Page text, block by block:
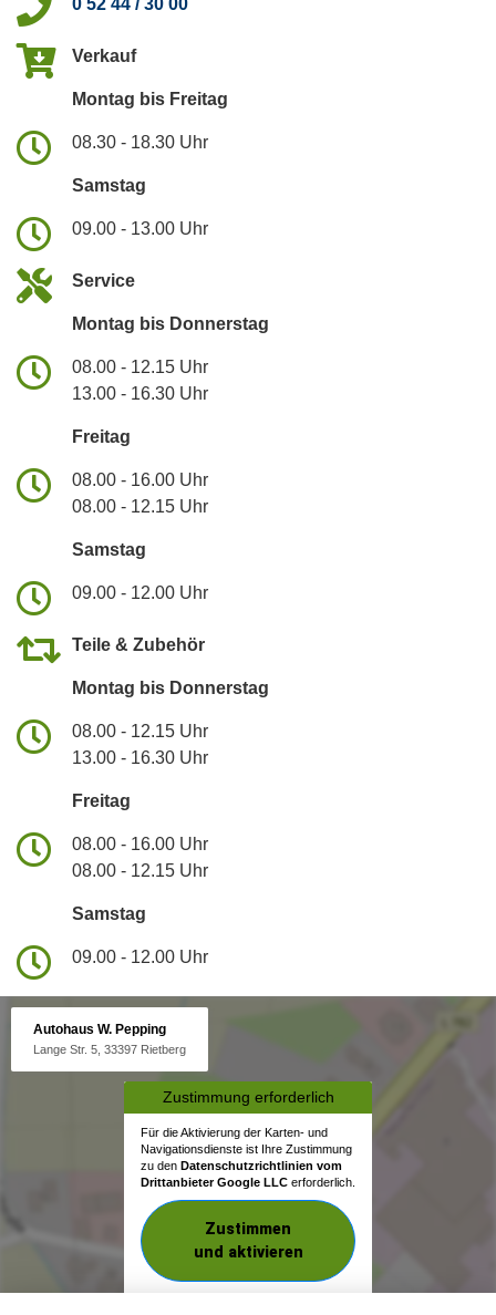
Verkauf
Montag bis Freitag
08.30 - 18.30 Uhr
Samstag
09.00 - 13.00 Uhr
Service
Montag bis Donnerstag
08.00 - 12.15 Uhr
13.00 - 16.30 Uhr
Freitag
08.00 - 16.00 Uhr
08.00 - 12.15 Uhr
Samstag
09.00 - 12.00 Uhr
Teile & Zubehör
Montag bis Donnerstag
08.00 - 12.15 Uhr
13.00 - 16.30 Uhr
Freitag
08.00 - 16.00 Uhr
08.00 - 12.15 Uhr
Samstag
09.00 - 12.00 Uhr
Autohaus W. Pepping
Lange Str. 5, 33397 Rietberg
Zustimmung erforderlich
Für die Aktivierung der Karten- und
Navigationsdienste ist Ihre Zustimmung
zu den Datenschutzrichtlinien vom
Drittanbieter Google LLC erforderlich.
Zustimmen
und aktivieren